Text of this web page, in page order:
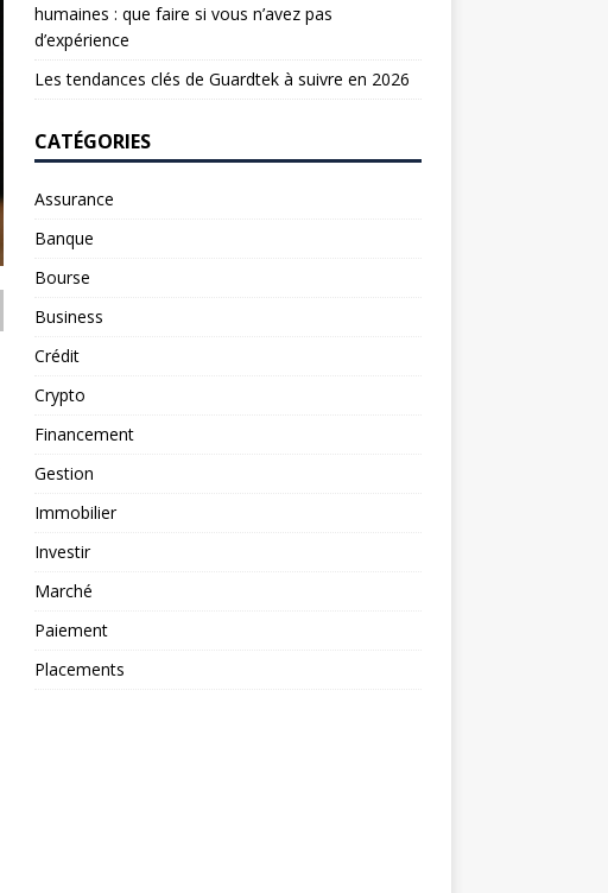
humaines : que faire si vous n’avez pas
d’expérience
Les tendances clés de Guardtek à suivre en 2026
CATÉGORIES
Assurance
Banque
Bourse
Business
Crédit
Crypto
Financement
Gestion
Immobilier
Investir
Marché
Paiement
Placements